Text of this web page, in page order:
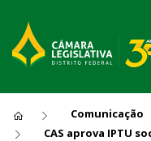
Comunicação